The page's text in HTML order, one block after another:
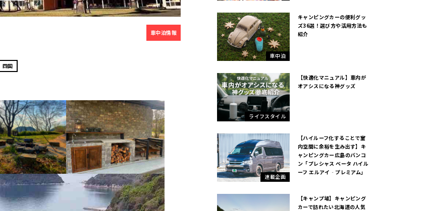
車中泊情報
国
車中泊
キャンピングカーの便利グッ
ズ36選！選び方や活用方法も
紹介
ライフスタイル
【快適化マニュアル】車内が
オアシスになる神グッズ
連載企画
【ハイルーフ化することで室
内空間に余裕を生み出す】キ
ャンピングカー広島のバンコ
ン「プレシャス ベータ ハイル
ーフ エルアイ‐プレミアム」
【キャンプ場】キャンピング
カーで訪れたい北海道の人気